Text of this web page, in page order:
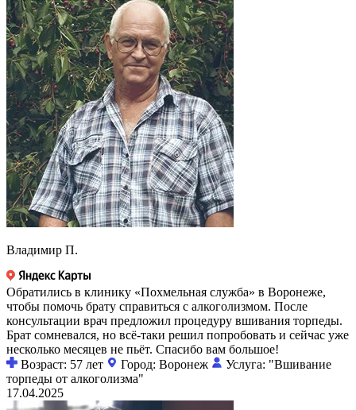
Владимир П.
Обратились в клинику «Похмельная служба» в Воронеже,
чтобы помочь брату справиться с алкоголизмом. После
консультации врач предложил процедуру вшивания торпеды.
Брат сомневался, но всё-таки решил попробовать и сейчас уже
несколько месяцев не пьёт. Спасибо вам большое!
Возраст: 57 лет
Город: Воронеж
Услуга: "Вшивание
торпеды от алкоголизма"
17.04.2025